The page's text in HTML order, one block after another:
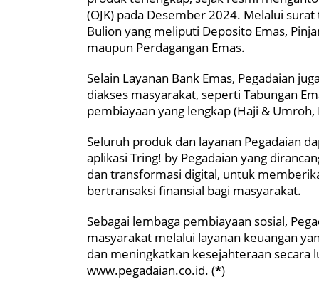
(OJK) pada Desember 2024. Melalui
Bulion yang meliputi Deposito Emas,
maupun Perdagangan Emas.
Selain Layanan Bank Emas, Pegadaian
diakses masyarakat, seperti Tabungan
pembiayaan yang lengkap (Haji &
Seluruh produk dan layanan Pegadaian
aplikasi Tring! by Pegadaian yang
dan transformasi digital, untuk
bertransaksi finansial bagi masyarakat.
Sebagai lembaga pembiayaan sosial,
masyarakat melalui layanan keuangan
dan meningkatkan kesejahteraan
www.pegadaian.co.id. (*)